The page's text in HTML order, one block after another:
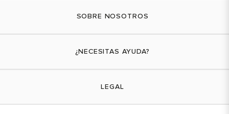
SOBRE NOSOTROS
¿NECESITAS AYUDA?
LEGAL